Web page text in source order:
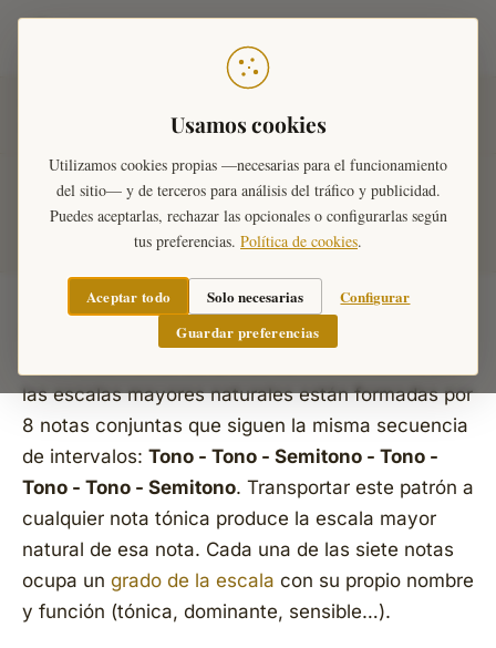
Usamos cookies
Utilizamos cookies propias —necesarias para el funcionamiento
del sitio— y de terceros para análisis del tráfico y publicidad.
Puedes aceptarlas, rechazar las opcionales o configurarlas según
tus preferencias. Política de cookies.
Aceptar todo Solo necesarias
Configurar
Guardar preferencias
Escalas Mayores Naturales
Escalas Mayores Naturales
La escala mayor natural es la escala diatónica
las escalas mayores naturales están formadas por
8 notas conjuntas que siguen la misma secuencia
de intervalos: Tono - Tono - Semitono - Tono -
Tono - Tono - Semitono. Transportar este patrón a
cualquier nota tónica produce la escala mayor
natural de esa nota. Cada una de las siete notas
ocupa un grado de la escala con su propio nombre
y función (tónica, dominante, sensible…).